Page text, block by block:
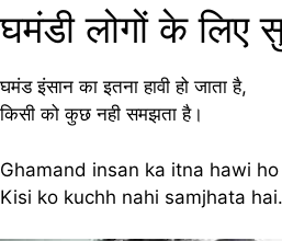
घमंडी लोगों के लिए
घमंड इंसान का इतना हावी हो जाता है,
किसी को कुछ नही समझता है।
Ghamand insan ka itna hawi
Kisi ko kuchh nahi samjhata hai.